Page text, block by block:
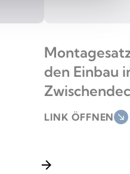
den Einbau
LINK ÖFFNEN south_east
arrow_forward